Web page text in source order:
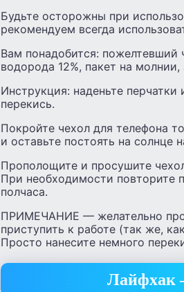
Будьте осторожны при
рекомендуем всегда
Вам понадобится: пожелтевший
водорода 12%, пакет на молнии,
Инструкция: наденьте
перекись.
Покройте чехол для телефона
и оставьте постоять на солнце
Прополощите и просушите
При необходимости повторите
полчаса.
ПРИМЕЧАНИЕ — желательно
приступить к работе (так же,
Просто нанесите немного
Лайфхак